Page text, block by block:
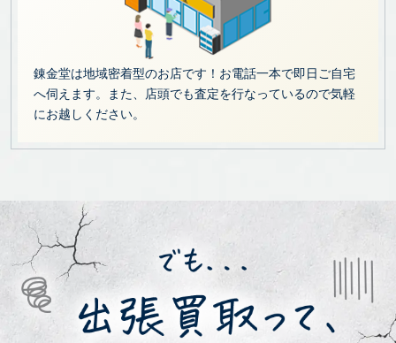
錬金堂は地域密着型のお店です！お電話一本で即日ご自宅
へ伺えます。また、店頭でも査定を行なっているので気軽
にお越しください。